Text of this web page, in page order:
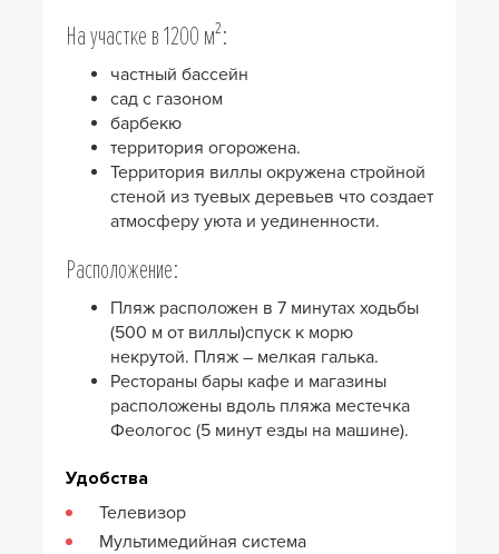
На участке в 1200 м²:
частный бассейн
сад с газоном
барбекю
территория огорожена.
Территория виллы окружена стройной
стеной из туевых деревьев что создает
атмосферу уюта и уединенности.
Расположение:
Пляж расположен в 7 минутах ходьбы
(500 м от виллы)спуск к морю
некрутой. Пляж – мелкая галька.
Рестораны бары кафе и магазины
расположены вдоль пляжа местечка
Феологос (5 минут езды на машине).
Удобства
Телевизор
Мультимедийная система